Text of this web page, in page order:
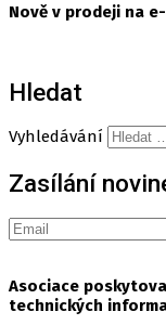
Nově v prodeji na
Hledat
Vyhledávání
Zasílání
Asociace
technických